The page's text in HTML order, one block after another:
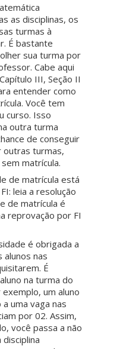
as disciplinas, os
turmas à
É bastante
sua turma por
Cabe aqui
III, Seção II
entender como
Você tem
curso. Isso
outra turma
de conseguir
outras turmas,
matrícula.
de matrícula está
leia a resolução
de matrícula é
reprovação por FI
é obrigada a
nas
É
na turma do
um aluno
uma vaga nas
por 02. Assim,
você passa a não